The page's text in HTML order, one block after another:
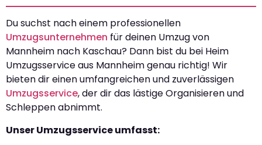
Du suchst nach einem professionellen
Umzugsunternehmen für deinen Umzug von
Mannheim nach Kaschau? Dann bist du bei Heim
Umzugsservice aus Mannheim genau richtig! Wir
bieten dir einen umfangreichen und zuverlässigen
Umzugsservice, der dir das lästige Organisieren und
Schleppen abnimmt.
Unser Umzugsservice umfasst: